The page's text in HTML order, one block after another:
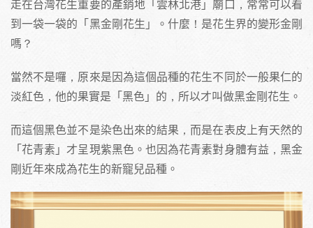
走在台灣花生重要的產銷地「雲林北港」廟口，常常可以看
到一袋一袋的「黑金剛花生」。什麼！是花生界的變形金剛
嗎？
當然不是囉，原來是因為這個品種的花生不同於一般果仁的
淡紅色，他的果實是「黑色」的，所以才叫做黑金剛花生。
而這個黑色並不是染色出來的結果，而是在表皮上有天然的
「花青素」才呈現紫黑色。也因為花青素對身體有益，黑金
剛近年來成為花生的新寵兒品種。